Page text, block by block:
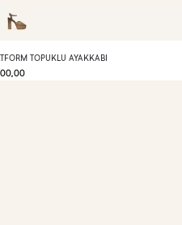
TOPUKLU AYAKKABI